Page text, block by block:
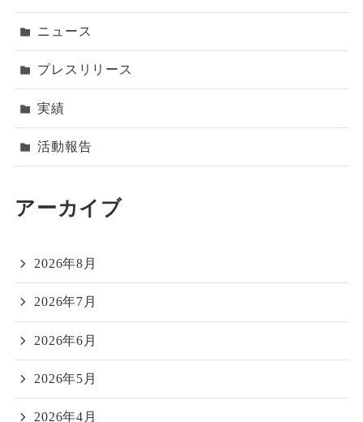
ニュース
プレスリリース
実績
活動報告
アーカイブ
2026年8月
2026年7月
2026年6月
2026年5月
2026年4月